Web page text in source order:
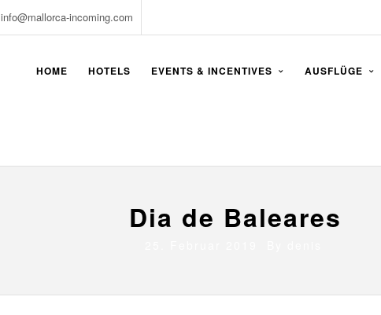
info@mallorca-incoming.com
HOME HOTELS EVENTS & INCENTIVES AUSFLÜGE
Dia de Baleares